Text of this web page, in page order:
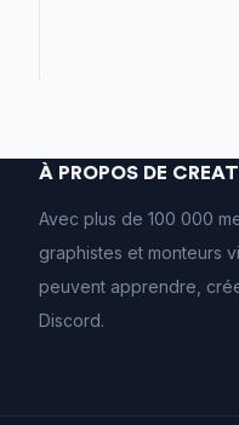
À PROPOS DE
Avec plus de 100 000
graphistes et monteurs
peuvent apprendre,
Discord.